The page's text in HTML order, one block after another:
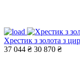
Хрестик з золота з
37 044 ₴ 30 870 ₴